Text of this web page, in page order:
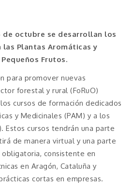
de octubre se desarrollan los
las Plantas Aromáticas y
Frutos.
para promover nuevas
forestal y rural (FoRuO)
cursos de formación dedicados
y Medicinales (PAM) y a los
Estos cursos tendrán una parte
de manera virtual y una parte
consistente en
en Aragón, Cataluña y
cortas en empresas.